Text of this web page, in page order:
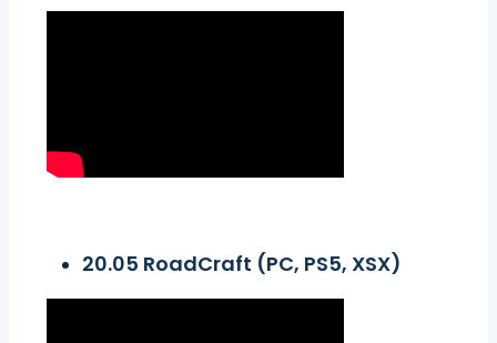
20.05 RoadCraft (PC, PS5, XSX)